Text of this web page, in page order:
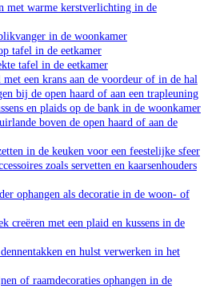
met warme kerstverlichting in de
in de woonkamer
tafel in de eetkamer
tafel in de eetkamer
een krans aan de voordeur of in de hal
bij de open haard of aan een trapleuning
en plaids op de bank in de woonkamer
boven de open haard of aan de
in de keuken voor een feestelijke sfeer
zoals servetten en kaarsenhouders
ophangen als decoratie in de woon- of
creëren met een plaid en kussens in de
en hulst verwerken in het
of raamdecoraties ophangen in de